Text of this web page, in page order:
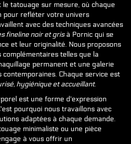
tatouage sur mesure, où chaque
pour refléter votre univers
avec des techniques avancées
fineline noir et grisà Pornic qui se
et leur originalité. Nous proposons
telles que la
permanent et une galerie
Chaque service est
hygiénique et accueillant.
est une forme d'expression
pourquoi nous travaillons avec
adaptées à chaque demande.
minimaliste ou une pièce
à vous offrir un